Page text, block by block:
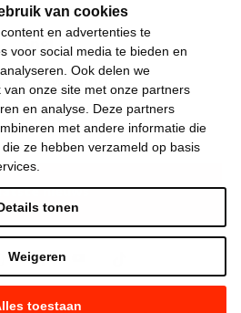
van cookies
en advertenties te
voor social media te bieden en
Ook delen we
onze site met onze partners
en analyse. Deze partners
met andere informatie die
ze hebben verzameld op basis
toestaan
Weigeren
tonen
Snel
de beweging
Algemeen
nieuws